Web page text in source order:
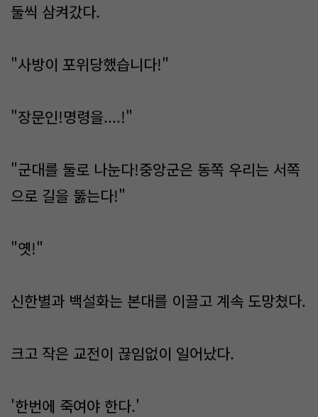
둘씩 삼켜갔다.
"사방이 포위당했습니다!"
"장문인!명령을....!"
"군대를 둘로 나눈다!중앙군은 동쪽 우리는 서쪽
으로 길을 뚫는다!"
"옛!"
신한별과 백설화는 본대를 이끌고 계속 도망쳤다.
크고 작은 교전이 끊임없이 일어났다.
'한번에 죽여야 한다.'